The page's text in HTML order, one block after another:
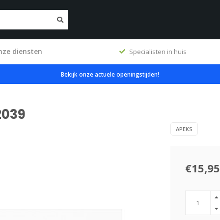
diensten Specialisten in huis
Bekijk onze actuele openingstijden!
APEKS
€15,95